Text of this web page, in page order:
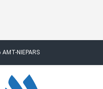
NIEPARS